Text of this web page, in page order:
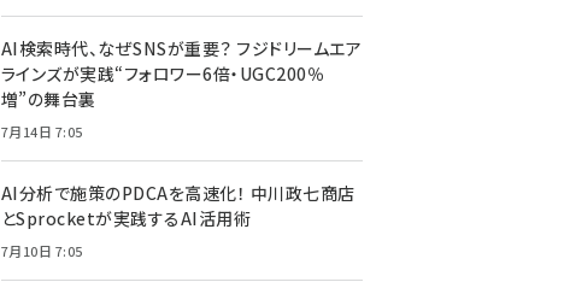
AI検索時代、なぜSNSが重要？ フジドリームエア
ラインズが実践“フォロワー6倍・UGC200％
増”の舞台裏
7月14日 7:05
AI分析で施策のPDCAを高速化！ 中川政七商店
とSprocketが実践するAI活用術
7月10日 7:05